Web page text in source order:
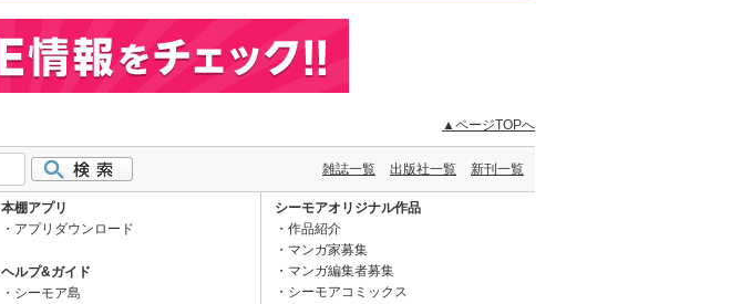
▲ページTOPへ
雑誌一覧 出版社一覧 新刊一覧
本棚アプリ
アプリダウンロード
ヘルプ&ガイド
シーモア島
シーモアオリジナル作品
作品紹介
マンガ家募集
マンガ編集者募集
シーモアコミックス